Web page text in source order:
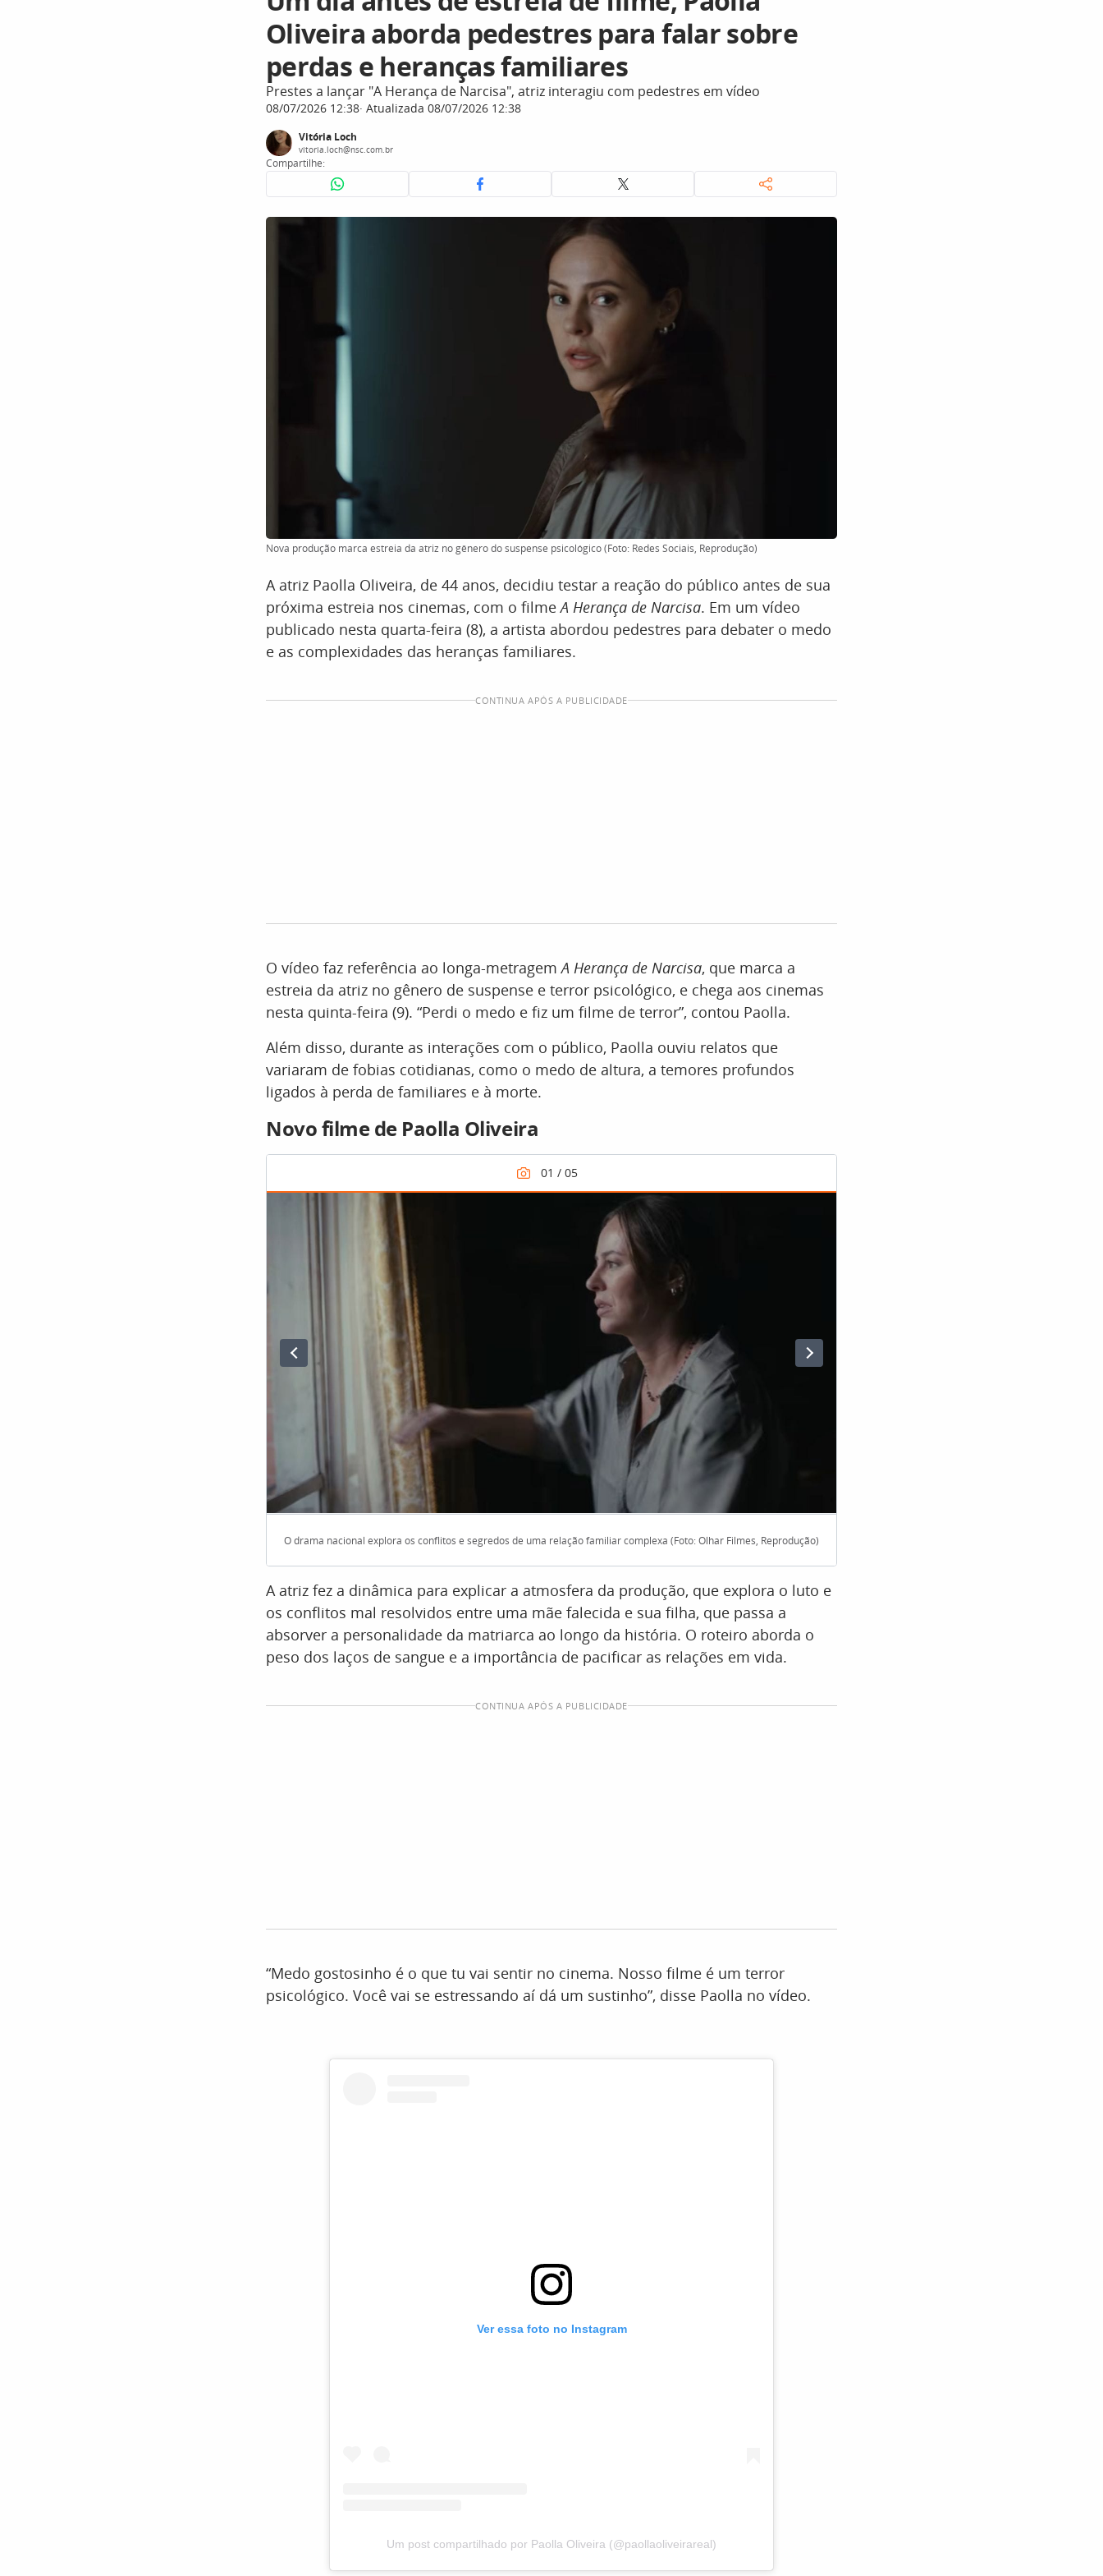
Oliveira aborda pedestres para falar sobre
perdas e heranças familiares
Prestes a lançar "A Herança de Narcisa", atriz interagiu com pedestres em vídeo
08/07/2026 12:38 Atualizada 08/07/2026 12:38
Vitória Loch
vitoria.loch@nsc.com.br
Compartilhe:
Nova produção marca estreia da atriz no gênero do suspense psicológico (Foto: Redes Sociais, Reprodução)
A atriz Paolla Oliveira, de 44 anos, decidiu testar a reação do público antes de sua
próxima estreia nos cinemas, com o filmeA Herança de Narcisa. Em um vídeo
publicado nesta quarta-feira (8), a artista abordou pedestres para debater o medo
e as complexidades das heranças familiares.
CONTINUA APÓS A PUBLICIDADE
O vídeo faz referência ao longa-metragemA Herança de Narcisa, que marca a
estreia da atriz no gênero de suspense e terror psicológico, e chega aos cinemas
nesta quinta-feira (9). “Perdi o medo e fiz um filme de terror”, contou Paolla.
Além disso, durante as interações com o público, Paolla ouviu relatos que
variaram de fobias cotidianas, como o medo de altura, a temores profundos
ligados à perda de familiares e à morte.
Novo filme de Paolla Oliveira
O drama nacional explora os conflitos e segredos de uma relação familiar complexa (Foto: Olhar Filmes, Reprodução)
A atriz fez a dinâmica para explicar a atmosfera da produção, que explora o luto e
os conflitos mal resolvidos entre uma mãe falecida e sua filha, que passa a
absorver a personalidade da matriarca ao longo da história. O roteiro aborda o
peso dos laços de sangue e a importância de pacificar as relações em vida.
CONTINUA APÓS A PUBLICIDADE
“Medo gostosinho é o que tu vai sentir no cinema. Nosso filme é um terror
psicológico. Você vai se estressando aí dá um sustinho”, disse Paolla no vídeo.
Ver essa foto no Instagram
Um post compartilhado por Paolla Oliveira (@paollaoliveirareal)